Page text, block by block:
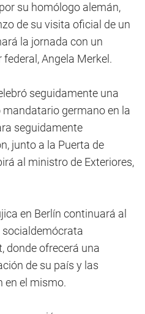
su homólogo alemán,
de su visita oficial de un
la jornada con un
Angela Merkel.
seguidamente una
germano en la
seguidamente
junto a la Puerta de
al ministro de Exteriores,
en Berlín continuará al
socialdemócrata
donde ofrecerá una
de su país y las
en el mismo.